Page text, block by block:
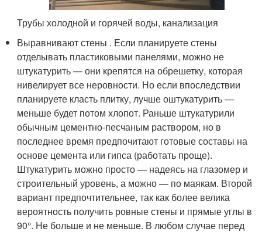
Трубы холодной и горячей воды, канализация
Выравнивают стены . Если планируете стены
отделывать пластиковыми панелями, можно не
штукатурить — они крепятся на обрешетку, которая
нивелирует все неровности. Но если впоследствии
планируете класть плитку, лучше оштукатурить —
меньше будет потом хлопот. Раньше штукатурили
обычным цементно-песчаным раствором, но в
последнее время предпочитают готовые составы на
основе цемента или гипса (работать проще).
Штукатурить можно просто — надеясь на глазомер и
строительный уровень, а можно — по маякам. Второй
вариант предпочтительнее, так как более велика
вероятность получить ровные стены и прямые углы в
90°. Не больше и не меньше. В любом случае перед